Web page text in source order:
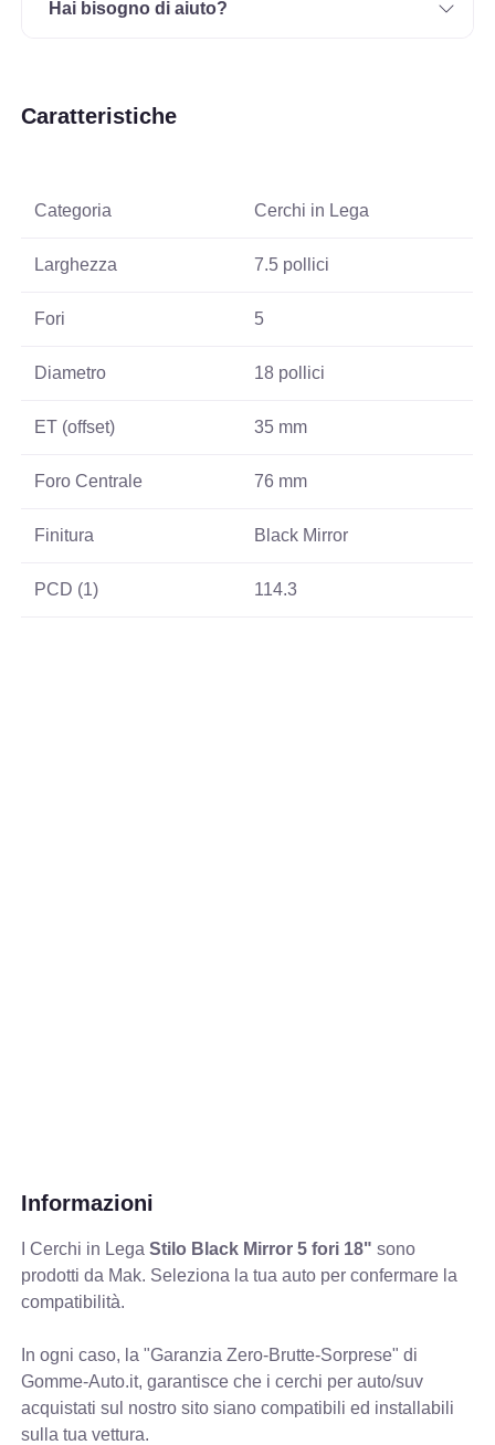
Hai bisogno di aiuto?
Caratteristiche
Categoria Cerchi in Lega
Larghezza 7.5 pollici
Fori 5
Diametro 18 pollici
ET (offset) 35 mm
Foro Centrale 76 mm
Finitura Black Mirror
PCD (1) 114.3
Informazioni
I Cerchi in LegaStilo Black Mirror 5 fori 18" sono
prodotti da Mak. Seleziona la tua auto per confermare la
compatibilità.
In ogni caso, la "Garanzia Zero-Brutte-Sorprese" di
Gomme-Auto.it, garantisce che i cerchi per auto/suv
acquistati sul nostro sito siano compatibili ed installabili
sulla tua vettura.